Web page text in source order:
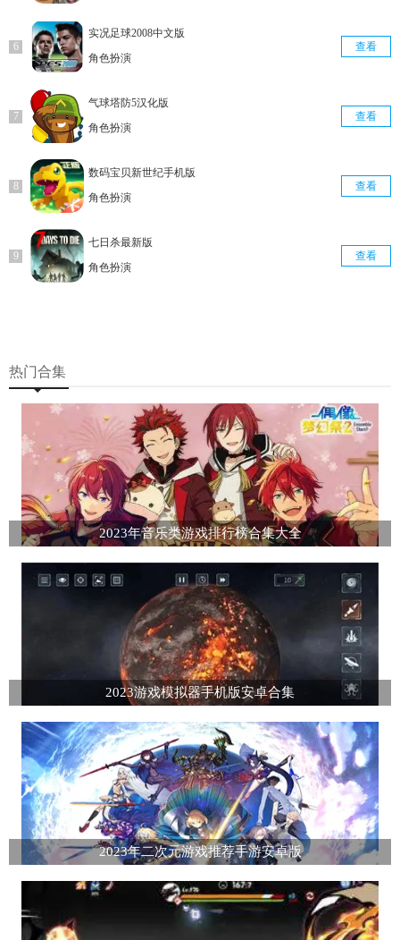
实况足球2008中文版
角色扮演
查看
气球塔防5汉化版
角色扮演
查看
数码宝贝新世纪手机版
角色扮演
查看
七日杀最新版
角色扮演
查看
热门合集
2023年音乐类游戏排行榜合集大全
2023游戏模拟器手机版安卓合集
2023年二次元游戏推荐手游安卓版